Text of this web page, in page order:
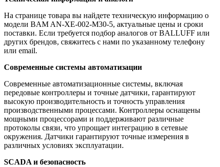
На странице товара вы найдете техническую информацию о
модели BAM AN-XE-002-M30-5, актуальные цены и сроки
поставки. Если требуется подбор аналогов от BALLUFF или
других брендов, свяжитесь с нами по указанному телефону
или email.
Современные системы автоматизации
Современные автоматизационные системы, включая
передовые контроллеры и точные датчики, гарантируют
высокую производительность и точность управления
производственными процессами. Контроллеры оснащены
мощными процессорами и поддерживают различные
протоколы связи, что упрощает интеграцию в сетевые
окружения. Датчики гарантируют точные измерения в
различных условиях эксплуатации.
SCADA и безопасность